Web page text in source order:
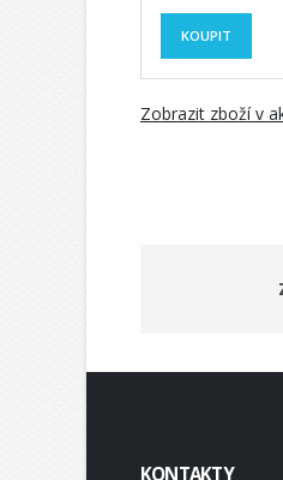
KOUPIT
Zobrazit zboží v
KONTAKTY